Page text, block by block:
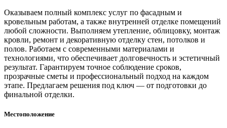
Оказываем полный комплекс услуг по фасадным и
кровельным работам, а также внутренней отделке помещений
любой сложности. Выполняем утепление, облицовку, монтаж
кровли, ремонт и декоративную отделку стен, потолков и
полов. Работаем с современными материалами и
технологиями, что обеспечивает долговечность и эстетичный
результат. Гарантируем точное соблюдение сроков,
прозрачные сметы и профессиональный подход на каждом
этапе. Предлагаем решения под ключ — от подготовки до
финальной отделки.
Местоположение